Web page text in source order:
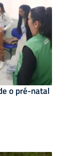
o pré-natal